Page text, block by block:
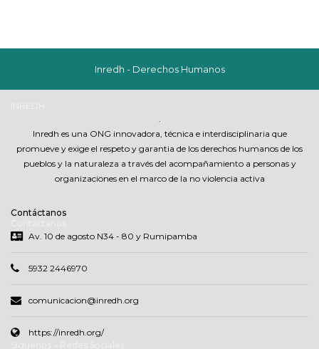
Inredh - Derechos Humanos
.
Inredh es una ONG innovadora, técnica e interdisciplinaria que
promueve y exige el respeto y garantia de los derechos humanos de los
pueblos y la naturaleza a través del acompañamiento a personas y
organizaciones en el marco de la no violencia activa
Contáctanos
Av. 10 de agosto N34 - 80 y Rumipamba
5932 2446970
comunicacion@inredh.org
https://inredh.org/